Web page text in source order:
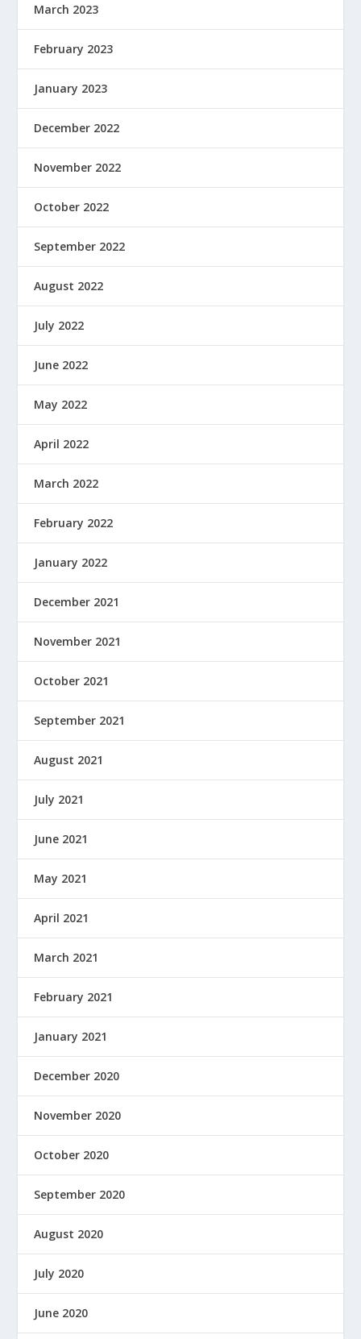
March 2023
February 2023
January 2023
December 2022
November 2022
October 2022
September 2022
August 2022
July 2022
June 2022
May 2022
April 2022
March 2022
February 2022
January 2022
December 2021
November 2021
October 2021
September 2021
August 2021
July 2021
June 2021
May 2021
April 2021
March 2021
February 2021
January 2021
December 2020
November 2020
October 2020
September 2020
August 2020
July 2020
June 2020